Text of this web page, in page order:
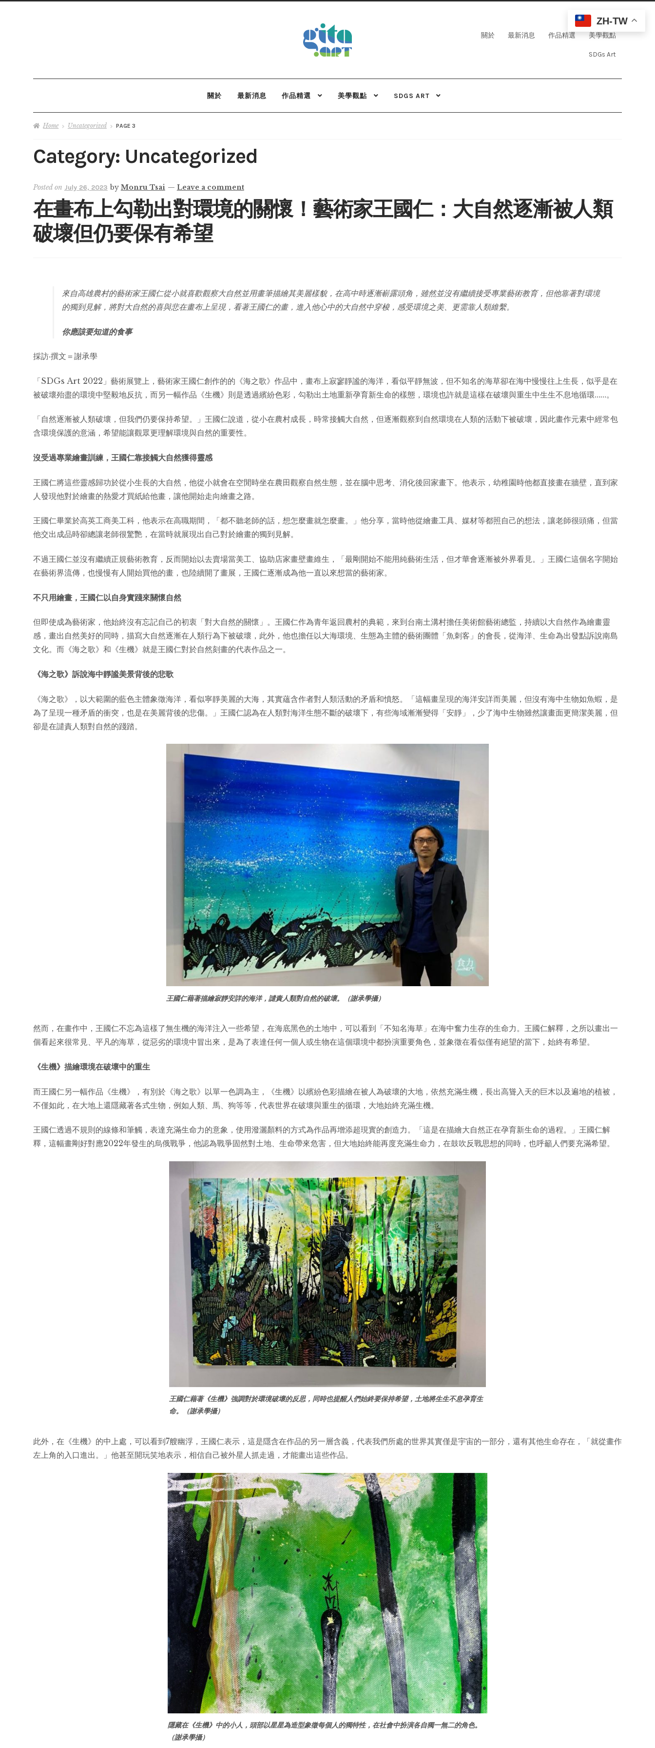
關於 最新消息 作品精選 美學觀點
SDGs Art
關於 最新消息 作品精選 美學觀點 SDGS ART
Home Uncategorized PAGE 3
Category: Uncategorized
Posted on July 26, 2023 by Monru Tsai — Leave a comment
在畫布上勾勒出對環境的關懷！藝術家王國仁：大自然逐漸被人類
破壞但仍要保有希望
來自高雄農村的藝術家王國仁從小就喜歡觀察大自然並用畫筆描繪其美麗樣貌，在高中時逐漸嶄露頭角，雖然並沒有繼續接受專業藝術教育，但他靠著對環境
的獨到見解，將對大自然的喜與悲在畫布上呈現，看著王國仁的畫，進入他心中的大自然中穿梭，感受環境之美、更需靠人類維繫。
你應該要知道的食事
採訪·撰文＝謝承學
「SDGs Art 2022」藝術展覽上，藝術家王國仁創作的的《海之歌》作品中，畫布上寂寥靜謐的海洋，看似平靜無波，但不知名的海草卻在海中慢慢往上生長，似乎是在
被破壞殆盡的環境中堅毅地反抗，而另一幅作品《生機》則是透過繽紛色彩，勾勒出土地重新孕育新生命的樣態，環境也許就是這樣在破壞與重生中生生不息地循環……。
「自然逐漸被人類破壞，但我們仍要保持希望。」王國仁說道，從小在農村成長，時常接觸大自然，但逐漸觀察到自然環境在人類的活動下被破壞，因此畫作元素中經常包
含環境保護的意涵，希望能讓觀眾更理解環境與自然的重要性。
沒受過專業繪畫訓練，王國仁靠接觸大自然獲得靈感
王國仁將這些靈感歸功於從小生長的大自然，他從小就會在空閒時坐在農田觀察自然生態，並在腦中思考、消化後回家畫下。他表示，幼稚園時他都直接畫在牆壁，直到家
人發現他對於繪畫的熱愛才買紙給他畫，讓他開始走向繪畫之路。
王國仁畢業於高英工商美工科，他表示在高職期間，「都不聽老師的話，想怎麼畫就怎麼畫。」他分享，當時他從繪畫工具、媒材等都照自己的想法，讓老師很頭痛，但當
他交出成品時卻總讓老師很驚艷，在當時就展現出自己對於繪畫的獨到見解。
不過王國仁並沒有繼續正規藝術教育，反而開始以去賣場當美工、協助店家畫壁畫維生，「最剛開始不能用純藝術生活，但才華會逐漸被外界看見。」王國仁這個名字開始
在藝術界流傳，也慢慢有人開始買他的畫，也陸續開了畫展，王國仁逐漸成為他一直以來想當的藝術家。
不只用繪畫，王國仁以自身實踐來關懷自然
但即使成為藝術家，他始終沒有忘記自己的初衷「對大自然的關懷」。王國仁作為青年返回農村的典範，來到台南土溝村擔任美術館藝術總監，持續以大自然作為繪畫靈
感，畫出自然美好的同時，描寫大自然逐漸在人類行為下被破壞，此外，他也擔任以大海環境、生態為主體的藝術團體「魚刺客」的會長，從海洋、生命為出發點訴說南島
文化。而《海之歌》和《生機》就是王國仁對於自然刻畫的代表作品之一。
《海之歌》訴說海中靜謐美景背後的悲歌
《海之歌》，以大範圍的藍色主體象徵海洋，看似寧靜美麗的大海，其實蘊含作者對人類活動的矛盾和憤怒。「這幅畫呈現的海洋安詳而美麗，但沒有海中生物如魚蝦，是
為了呈現一種矛盾的衝突，也是在美麗背後的悲傷。」王國仁認為在人類對海洋生態不斷的破壞下，有些海域漸漸變得「安靜」，少了海中生物雖然讓畫面更簡潔美麗，但
卻是在譴責人類對自然的踐踏。
王國仁藉著描繪寂靜安詳的海洋，譴責人類對自然的破壞。（謝承學攝）
然而，在畫作中，王國仁不忘為這樣了無生機的海洋注入一些希望，在海底黑色的土地中，可以看到「不知名海草」在海中奮力生存的生命力。王國仁解釋，之所以畫出一
個看起來很常見、平凡的海草，從惡劣的環境中冒出來，是為了表達任何一個人或生物在這個環境中都扮演重要角色，並象徵在看似僅有絕望的當下，始終有希望。
《生機》描繪環境在破壞中的重生
而王國仁另一幅作品《生機》，有別於《海之歌》以單一色調為主，《生機》以繽紛色彩描繪在被人為破壞的大地，依然充滿生機，長出高聳入天的巨木以及遍地的植被，
不僅如此，在大地上還隱藏著各式生物，例如人類、馬、狗等等，代表世界在破壞與重生的循環，大地始終充滿生機。
王國仁透過不規則的線條和筆觸，表達充滿生命力的意象，使用潑灑顏料的方式為作品再增添超現實的創造力。「這是在描繪大自然正在孕育新生命的過程。」王國仁解
釋，這幅畫剛好對應2022年發生的烏俄戰爭，他認為戰爭固然對土地、生命帶來危害，但大地始終能再度充滿生命力，在鼓吹反戰思想的同時，也呼籲人們要充滿希望。
王國仁藉著《生機》強調對於環境破壞的反思，同時也提醒人們始終要保持希望，土地將生生不息孕育生
命。（謝承學攝）
此外，在《生機》的中上處，可以看到7艘幽浮，王國仁表示，這是隱含在作品的另一層含義，代表我們所處的世界其實僅是宇宙的一部分，還有其他生命存在，「就從畫作
左上角的入口進出。」他甚至開玩笑地表示，相信自己被外星人抓走過，才能畫出這些作品。
隱藏在《生機》中的小人，頭部以星星為造型象徵每個人的獨特性，在社會中扮演各自獨一無二的角色。
（謝承學攝）
ZH-TW